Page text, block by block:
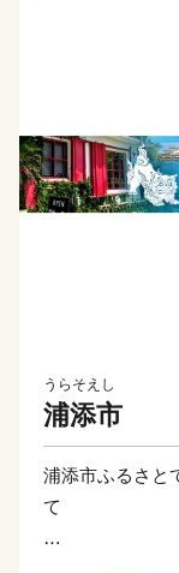
うらそえし
浦添市
浦添市ふるさと
て